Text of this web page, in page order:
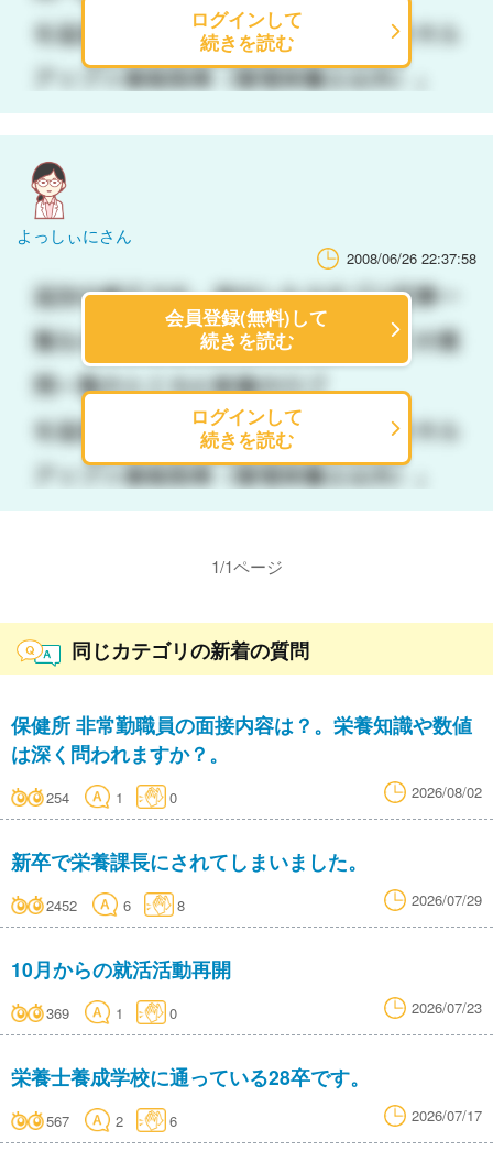
ログインして
続きを読む
よっしぃにさん
2008/06/26 22:37:58
会員登録(無料)して
続きを読む
ログインして
続きを読む
1/1ページ
同じカテゴリの新着の質問
保健所 非常勤職員の面接内容は？。栄養知識や数値
は深く問われますか？。
254 1 0 2026/08/02
新卒で栄養課長にされてしまいました。
2452 6 8 2026/07/29
10月からの就活活動再開
369 1 0 2026/07/23
栄養士養成学校に通っている28卒です。
567 2 6 2026/07/17